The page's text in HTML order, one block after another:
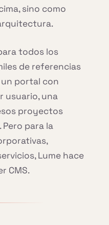
sino como
todos los
de referencias
un portal con
usuario, una
proyectos
para la
Lume hace
CMS.